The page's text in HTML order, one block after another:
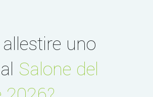
uno
Salone del